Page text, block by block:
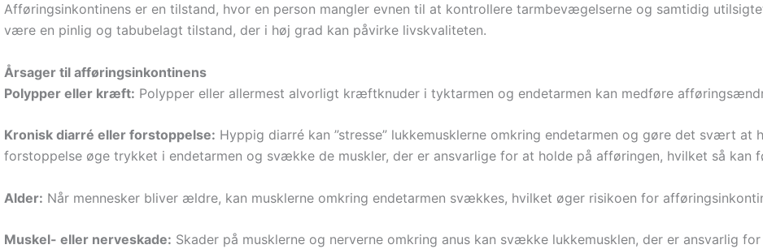
Afføringsinkontinens er en tilstand, hvor en person mangler evnen til at kontrollere tarmbevægelserne og samtidig
være en pinlig og tabubelagt tilstand, der i høj grad kan påvirke livskvaliteten.
Årsager til afføringsinkontinens
Polypper eller kræft: Polypper eller allermest alvorligt kræftknuder i tyktarmen og endetarmen kan medføre
Kronisk diarré eller forstoppelse: Hyppig diarré kan ”stresse” lukkemusklerne omkring endetarmen og gøre det svært at
forstoppelse øge trykket i endetarmen og svække de muskler, der er ansvarlige for at holde på afføringen, hvilket så kan
Alder: Når mennesker bliver ældre, kan musklerne omkring endetarmen svækkes, hvilket øger risikoen for
Muskel- eller nerveskade: Skader på musklerne og nerverne omkring anus kan svække lukkemusklen, der er ansvarlig